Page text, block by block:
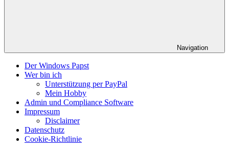
Navigation
Der Windows Papst
Wer bin ich
Unterstützung per PayPal
Mein Hobby
Admin und Compliance Software
Impressum
Disclaimer
Datenschutz
Cookie-Richtlinie